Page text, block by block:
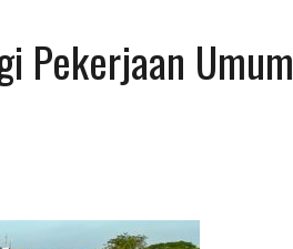
Pekerjaan Umum